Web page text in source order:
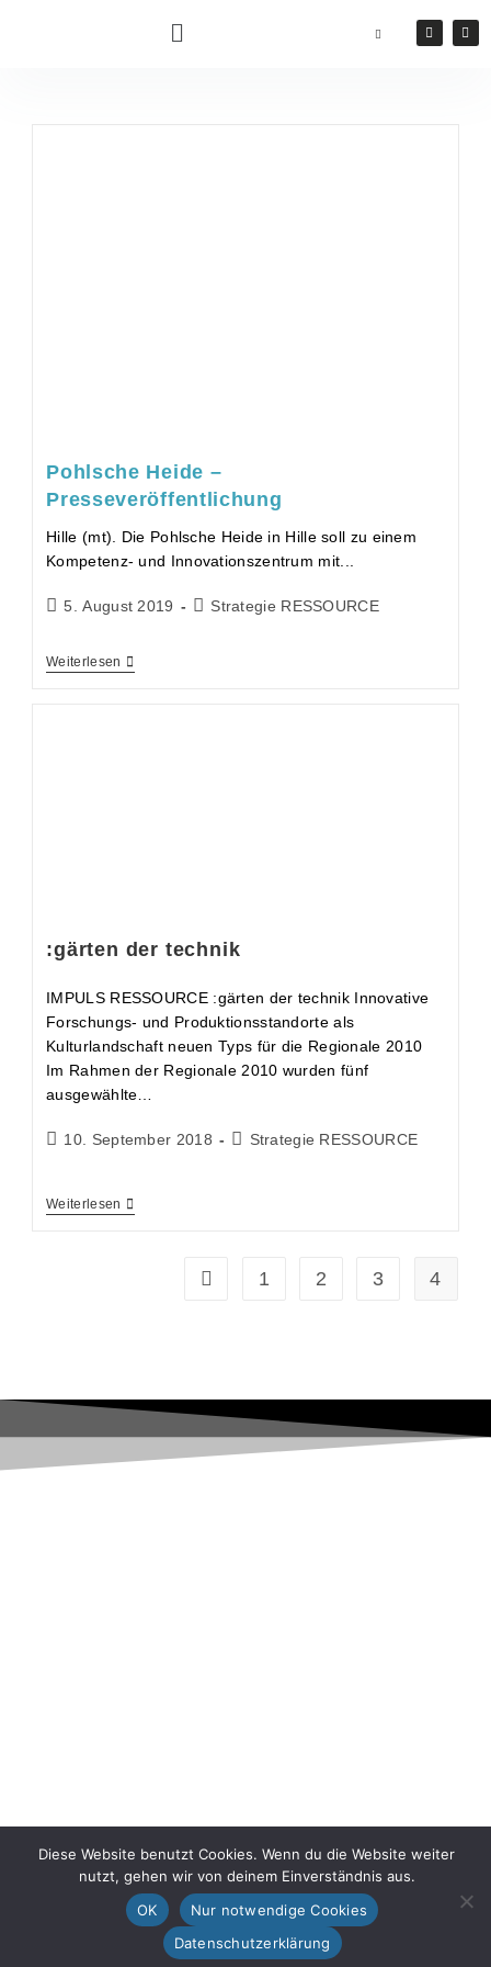
Pohlsche Heide –
Presseveröffentlichung
Hille (mt). Die Pohlsche Heide in Hille soll zu einem
Kompetenz- und Innovationszentrum mit...
5. August 2019 Strategie RESSOURCE
Weiterlesen
:gärten der technik
IMPULS RESSOURCE :gärten der technik Innovative
Forschungs- und Produktionsstandorte als
Kulturlandschaft neuen Typs für die Regionale 2010
Im Rahmen der Regionale 2010 wurden fünf
ausgewählte…
10. September 2018 Strategie RESSOURCE
Weiterlesen
1 2 3 4
Diese Website benutzt Cookies. Wenn du die Website weiter
nutzt, gehen wir von deinem Einverständnis aus.
OK
Nur notwendige Cookies
Datenschutzerklärung